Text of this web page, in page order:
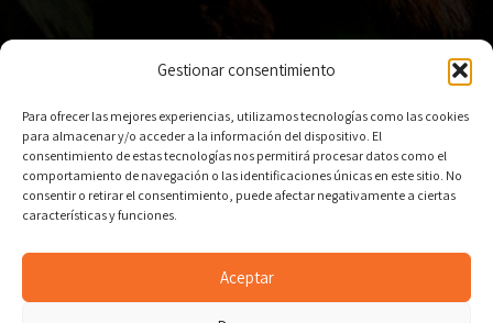
Gestionar consentimiento
Para ofrecer las mejores experiencias, utilizamos tecnologías como las cookies
para almacenar y/o acceder a la información del dispositivo. El
consentimiento de estas tecnologías nos permitirá procesar datos como el
comportamiento de navegación o las identificaciones únicas en este sitio. No
consentir o retirar el consentimiento, puede afectar negativamente a ciertas
características y funciones.
Aceptar
Política de cookies
Política de Privacidad
Aviso Legal
Acriflor. All Rights Reserved. by
Leonera Comunicación